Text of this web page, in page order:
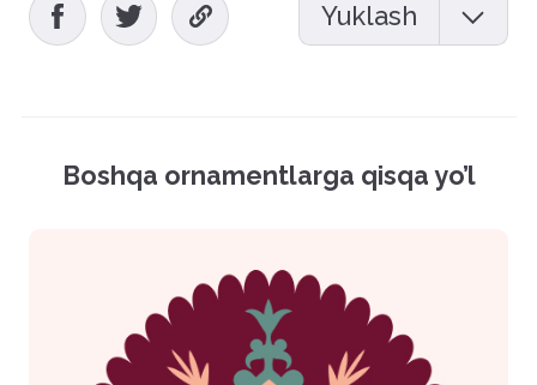
Yuklash
Rasmlar (PNG)
Hamma fayllarni yuklash
Boshqa ornamentlarga qisqa yo’l